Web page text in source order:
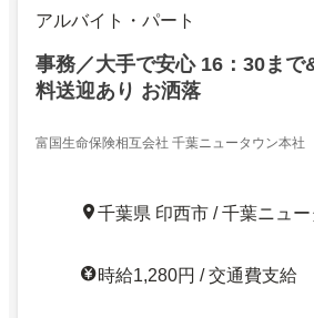
アルバイト・パート
事務／大手で安心 16：30ま
料送迎あり お洒落
富国生命保険相互会社 千葉ニュータウン本社
千葉県 印西市 / 千葉ニュ
時給1,280円 / 交通費支給